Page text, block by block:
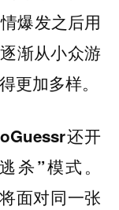
爆发之后用
渐从小众游
更加多样。
还开
杀”模式。
面对同一张